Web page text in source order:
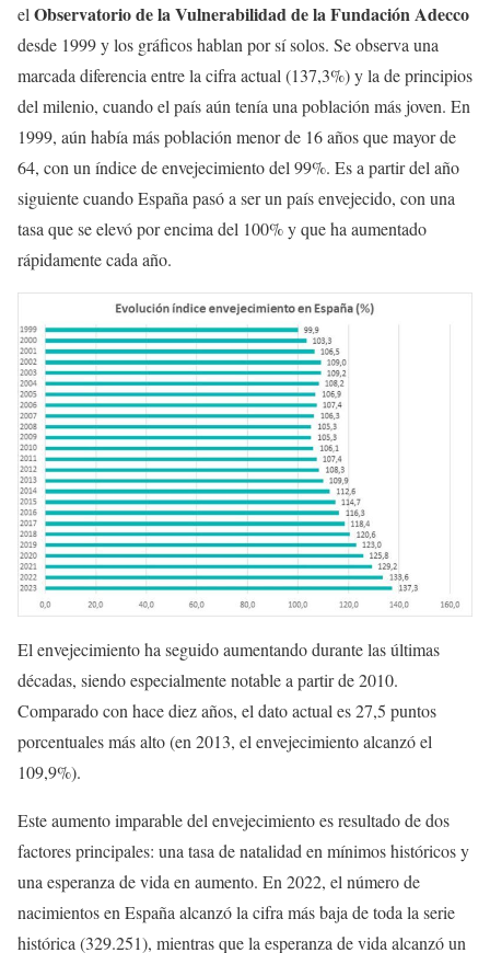
elObservatorio de la Vulnerabilidad de la Fundación Adecco
desde 1999 y los gráficos hablan por sí solos. Se observa una
marcada diferencia entre la cifra actual (137,3%) y la de principios
del milenio, cuando el país aún tenía una población más joven. En
1999, aún había más población menor de 16 años que mayor de
64, con un índice de envejecimiento del 99%. Es a partir del año
siguiente cuando España pasó a ser un país envejecido, con una
tasa que se elevó por encima del 100% y que ha aumentado
rápidamente cada año.
El envejecimiento ha seguido aumentando durante las últimas
décadas, siendo especialmente notable a partir de 2010.
Comparado con hace diez años, el dato actual es 27,5 puntos
porcentuales más alto (en 2013, el envejecimiento alcanzó el
109,9%).
Este aumento imparable del envejecimiento es resultado de dos
factores principales: una tasa de natalidad en mínimos históricos y
una esperanza de vida en aumento. En 2022, el número de
nacimientos en España alcanzó la cifra más baja de toda la serie
histórica (329.251), mientras que la esperanza de vida alcanzó un